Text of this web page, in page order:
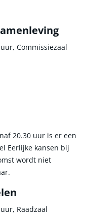
Commissiezaal
20.30 uur is er een
Eerlijke kansen bij
wordt niet
Raadzaal